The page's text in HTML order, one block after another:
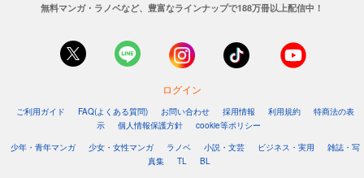
無料マンガ・ラノベなど、豊富なラインナップで188万冊以上配信中！
ログイン
ご利用ガイド FAQ(よくある質問) お問い合わせ 採用情報 利用規約
特商法の表
示
個人情報保護方針
cookie等ポリシー
少年・青年マンガ
少女・女性マンガ ラノベ 小説・文芸 ビジネス・実用
雑誌・写
真集
TL BL